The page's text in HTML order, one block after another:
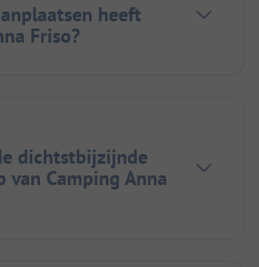
heeft
Friso?
dichtstbijzijnde
van Camping Anna